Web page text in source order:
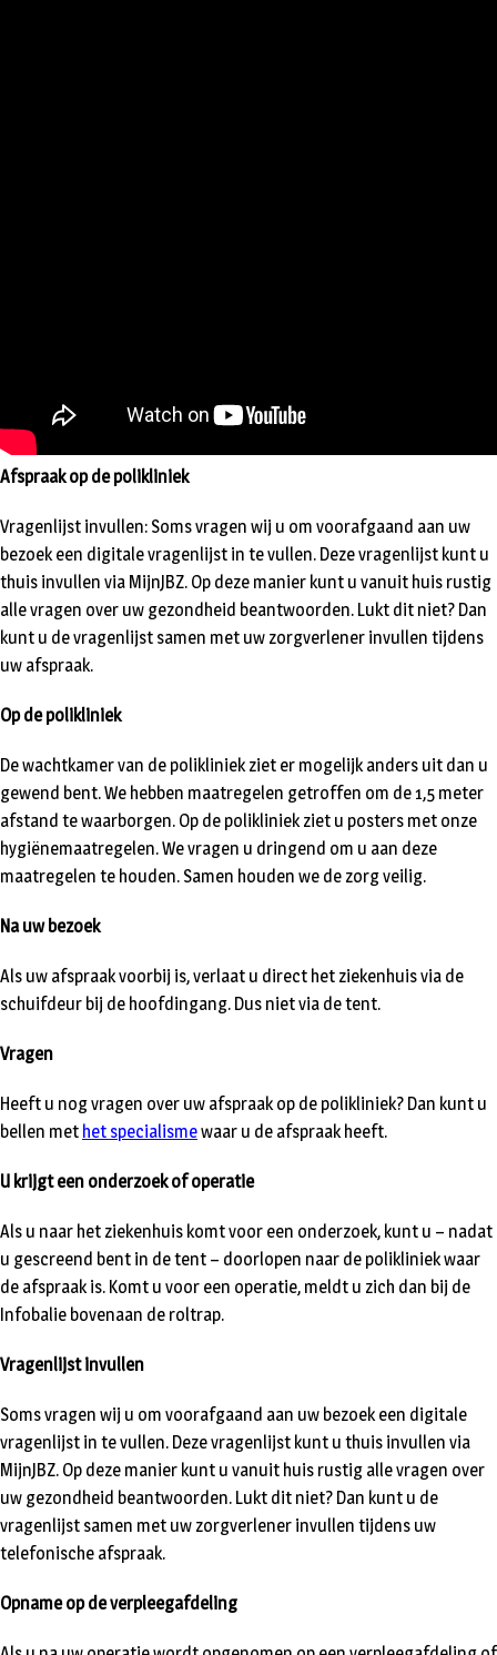
Afspraak op de polikliniek
Vragenlijst invullen: Soms vragen wij u om voorafgaand aan uw
bezoek een digitale vragenlijst in te vullen. Deze vragenlijst kunt u
thuis invullen via MijnJBZ. Op deze manier kunt u vanuit huis rustig
alle vragen over uw gezondheid beantwoorden. Lukt dit niet? Dan
kunt u de vragenlijst samen met uw zorgverlener invullen tijdens
uw afspraak.
Op de polikliniek
De wachtkamer van de polikliniek ziet er mogelijk anders uit dan u
gewend bent. We hebben maatregelen getroffen om de 1,5 meter
afstand te waarborgen. Op de polikliniek ziet u posters met onze
hygiënemaatregelen. We vragen u dringend om u aan deze
maatregelen te houden. Samen houden we de zorg veilig.
Na uw bezoek
Als uw afspraak voorbij is, verlaat u direct het ziekenhuis via de
schuifdeur bij de hoofdingang. Dus niet via de tent.
Vragen
Heeft u nog vragen over uw afspraak op de polikliniek? Dan kunt u
bellen met het specialismewaar u de afspraak heeft.
U krijgt een onderzoek of operatie
Als u naar het ziekenhuis komt voor een onderzoek, kunt u – nadat
u gescreend bent in de tent – doorlopen naar de polikliniek waar
de afspraak is. Komt u voor een operatie, meldt u zich dan bij de
Infobalie bovenaan de roltrap.
Vragenlijst invullen
Soms vragen wij u om voorafgaand aan uw bezoek een digitale
vragenlijst in te vullen. Deze vragenlijst kunt u thuis invullen via
MijnJBZ. Op deze manier kunt u vanuit huis rustig alle vragen over
uw gezondheid beantwoorden. Lukt dit niet? Dan kunt u de
vragenlijst samen met uw zorgverlener invullen tijdens uw
telefonische afspraak.
Opname op de verpleegafdeling